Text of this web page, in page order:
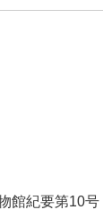
館紀要第10号